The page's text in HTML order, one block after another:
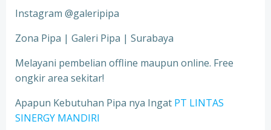
Instagram @galeripipa
Zona Pipa | Galeri Pipa | Surabaya
Melayani pembelian offline maupun online. Free
ongkir area sekitar!
Apapun Kebutuhan Pipa nya Ingat PT LINTAS
SINERGY MANDIRI